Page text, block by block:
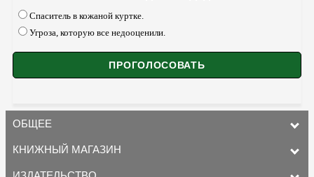
Спаситель в кожаной куртке.
Угроза, которую все недооценили.
ОБЩЕЕ
КНИЖНЫЙ МАГАЗИН